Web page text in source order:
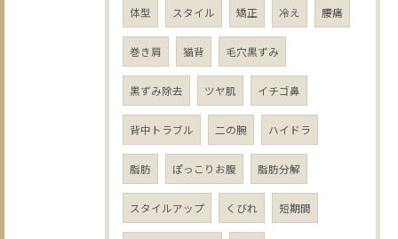
体型 スタイル 矯正 冷え 腰痛
巻き肩 猫背 毛穴黒ずみ
黒ずみ除去 ツヤ肌 イチゴ鼻
背中トラブル 二の腕 ハイドラ
脂肪 ぽっこりお腹 脂肪分解
スタイルアップ くびれ 短期間